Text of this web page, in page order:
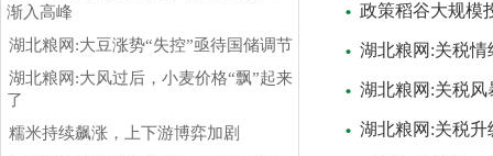
渐入高峰
湖北粮网:大豆涨势“失控”亟待国储调节
湖北粮网:大风过后，小麦价格“飘”起来
了
糯米持续飙涨，上下游博弈加剧
政策稻谷大规模
湖北粮网:关税
湖北粮网:关税风
湖北粮网:关税升